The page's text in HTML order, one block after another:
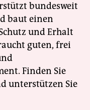
bundesweit
baut einen
und Erhalt
guten, frei
Finden Sie
unterstützen Sie